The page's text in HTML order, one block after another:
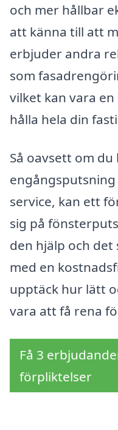
och mer hållbar
att känna till att
erbjuder andra
som
vilket kan vara
hålla hela din
Så oavsett om
service, kan ett
sig på
den hjälp och det
med en
upptäck hur lätt
vara att få rena
Få 3
förpliktelser